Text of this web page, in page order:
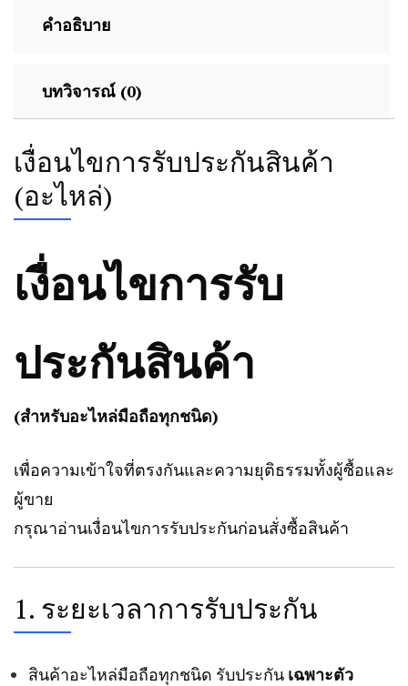
คำอธิบาย
บทวิจารณ์ (0)
เงื่อนไขการรับประกันสินค้า
(อะไหล่)
เงื่อนไขการรับ
ประกันสินค้า
(สำหรับอะไหล่มือถือทุกชนิด)
เพื่อความเข้าใจที่ตรงกันและความยุติธรรมทั้งผู้ซื้อและ
ผู้ขาย
กรุณาอ่านเงื่อนไขการรับประกันก่อนสั่งซื้อสินค้า
1. ระยะเวลาการรับประกัน
สินค้าอะไหล่มือถือทุกชนิด รับประกัน เฉพาะตัว